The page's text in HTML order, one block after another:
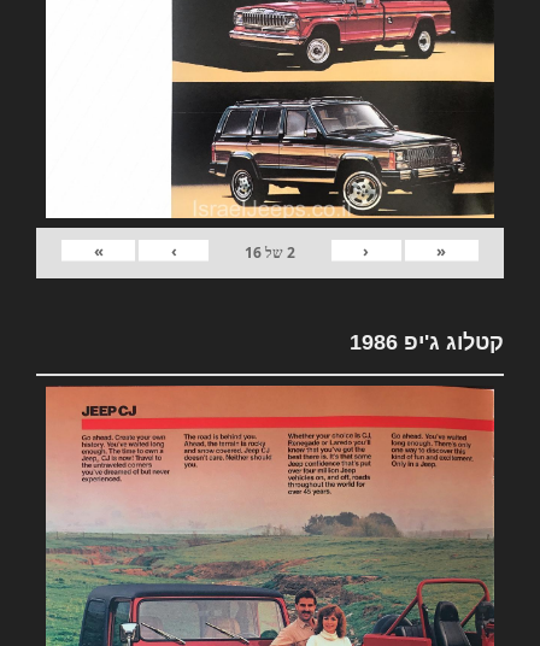
«
‹
2של16
›
»
קטלוג ג'יפ 1986